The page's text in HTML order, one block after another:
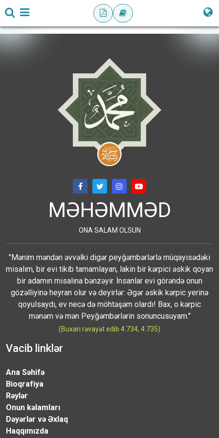
MƏHƏMMƏD
ONA SALAM OLSUN
"Mənim məndən əvvəlki digər peyğəmbərlərlə müqayisədəki
misalım, bir evi tikib tamamlayan, lakin bir kərpici əskik qoyan
bir adamın misalına bənzəyir. İnsanlar evi görəndə onun
gözəlliyinə heyran olur və deyirlər: Əgər əskik kərpic yerinə
qoyulsaydı, ev necə də möhtəşəm olardı! Bax, o kərpic
mənəm və mən Peyğəmbərlərin sonuncusuyam."
(Buxari rəvayət edib 4.734, 4.735)
Vacib linklər
Ana Səhifə
Bioqrafiya
Rəylər
Onun kəlamları
Dəyərlər və Əxlaq
Haqqımızda